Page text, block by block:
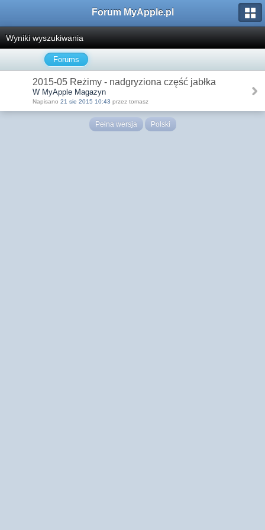
Forum MyApple.pl
Wyniki wyszukiwania
Forums
2015-05 Reżimy - nadgryziona część jabłka
W MyApple Magazyn
Napisano 21 sie 2015 10:43 przez tomasz
Pełna wersja Polski